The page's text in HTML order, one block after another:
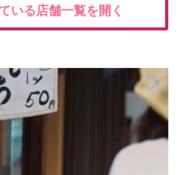
いる店舗一覧を開く